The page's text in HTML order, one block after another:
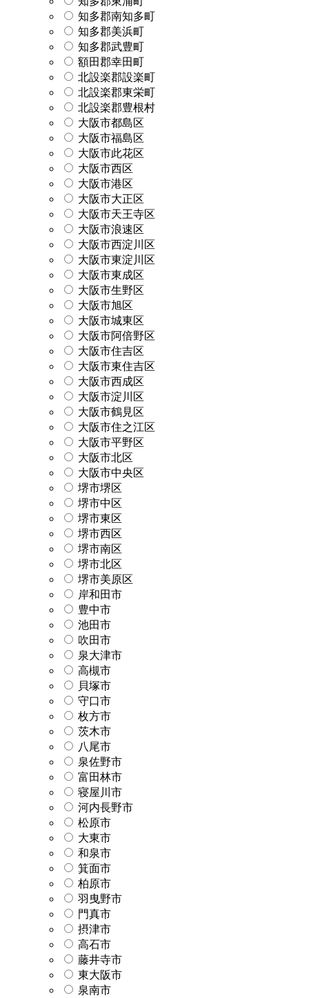
知多郡南知多町
知多郡美浜町
知多郡武豊町
額田郡幸田町
北設楽郡設楽町
北設楽郡東栄町
北設楽郡豊根村
大阪市都島区
大阪市福島区
大阪市此花区
大阪市西区
大阪市港区
大阪市大正区
大阪市天王寺区
大阪市浪速区
大阪市西淀川区
大阪市東淀川区
大阪市東成区
大阪市生野区
大阪市旭区
大阪市城東区
大阪市阿倍野区
大阪市住吉区
大阪市東住吉区
大阪市西成区
大阪市淀川区
大阪市鶴見区
大阪市住之江区
大阪市平野区
大阪市北区
大阪市中央区
堺市堺区
堺市中区
堺市東区
堺市西区
堺市南区
堺市北区
堺市美原区
岸和田市
豊中市
池田市
吹田市
泉大津市
高槻市
貝塚市
守口市
枚方市
茨木市
八尾市
泉佐野市
富田林市
寝屋川市
河内長野市
松原市
大東市
和泉市
箕面市
柏原市
羽曳野市
門真市
摂津市
高石市
藤井寺市
東大阪市
泉南市